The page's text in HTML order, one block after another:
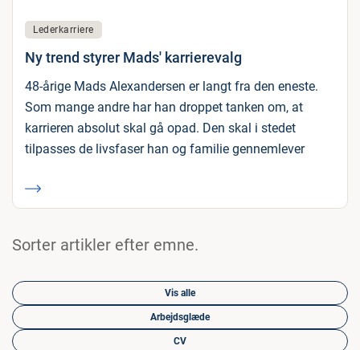
Lederkarriere
Ny trend styrer Mads' karrierevalg
48-årige Mads Alexandersen er langt fra den eneste.
Som mange andre har han droppet tanken om, at
karrieren absolut skal gå opad. Den skal i stedet
tilpasses de livsfaser han og familie gennemlever
Sorter artikler efter emne.
Vis alle
Arbejdsglæde
CV